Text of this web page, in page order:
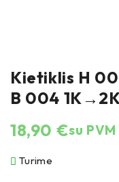
Kietiklis H
B 004
18,90 €su PVM
Turime